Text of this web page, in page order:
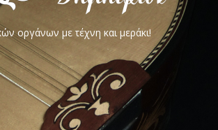
οργάνων με τέχνη και μεράκι!